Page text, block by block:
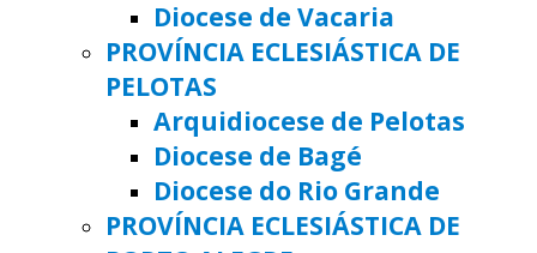
Diocese de Vacaria
PROVÍNCIA ECLESIÁSTICA DE
PELOTAS
Arquidiocese de Pelotas
Diocese de Bagé
Diocese do Rio Grande
PROVÍNCIA ECLESIÁSTICA DE